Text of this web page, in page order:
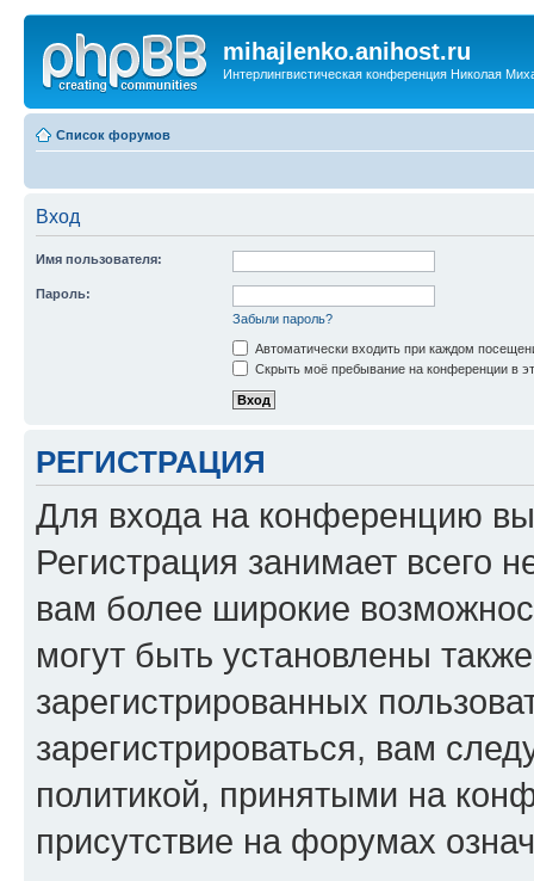
mihajlenko.anihost.ru
Интерлингвистическая конференция Николая
Список форумов
Вход
Имя пользователя:
Пароль:
Забыли пароль?
Автоматически входить при каждом
Скрыть моё пребывание на конференции в
РЕГИСТРАЦИЯ
Для входа на конференцию
Регистрация занимает всего
вам более широкие
могут быть установлены
зарегистрированных
зарегистрироваться, вам
политикой, принятыми на
присутствие на форумах